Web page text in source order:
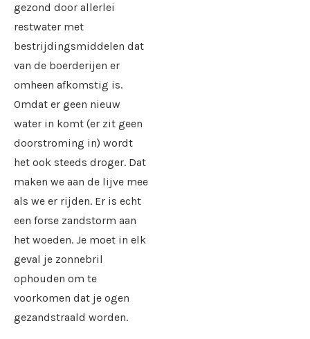
gezond door allerlei
restwater met
bestrijdingsmiddelen dat
van de boerderijen er
omheen afkomstig is.
Omdat er geen nieuw
water in komt (er zit geen
doorstroming in) wordt
het ook steeds droger. Dat
maken we aan de lijve mee
als we er rijden. Er is echt
een forse zandstorm aan
het woeden. Je moet in elk
geval je zonnebril
ophouden om te
voorkomen dat je ogen
gezandstraald worden.